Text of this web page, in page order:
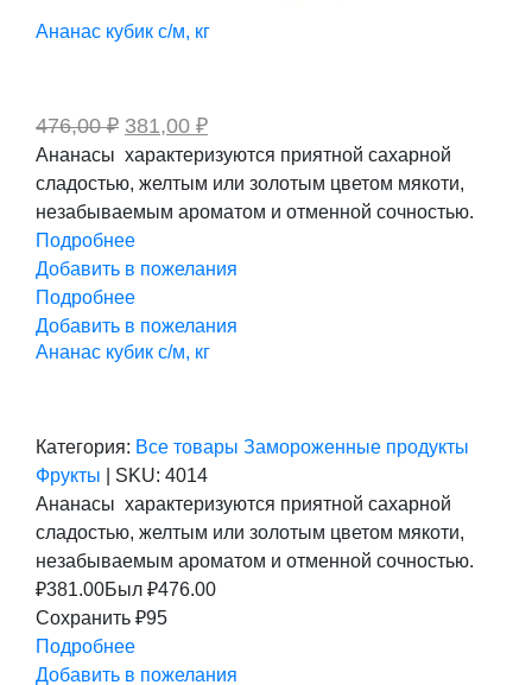
Ананас кубик с/м, кг
476,00₽ Первоначальная
цена
составляла
476,00 ₽.
381,00 ₽Текущая
цена:
381,00 ₽.
Ананасы характеризуются приятной сахарной
сладостью, желтым или золотым цветом мякоти,
незабываемым ароматом и отменной сочностью.
Подробнее
Добавить в пожелания
Подробнее
Добавить в пожелания
Ананас кубик с/м, кг
Категория: Все товары Замороженные продукты
Фрукты
SKU: 4014
Ананасы характеризуются приятной сахарной
сладостью, желтым или золотым цветом мякоти,
незабываемым ароматом и отменной сочностью.
₽381.00Был ₽476.00
Сохранить ₽95
Подробнее
Добавить в пожелания